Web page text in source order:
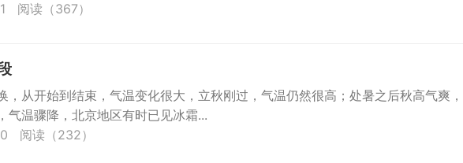
阅读（367）
，从开始到结束，气温变化很大，立秋刚过，气温仍然很高；处暑之后秋高气爽
气温骤降，北京地区有时已见冰霜...
阅读（232）